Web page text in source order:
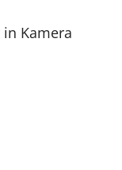
Kamera